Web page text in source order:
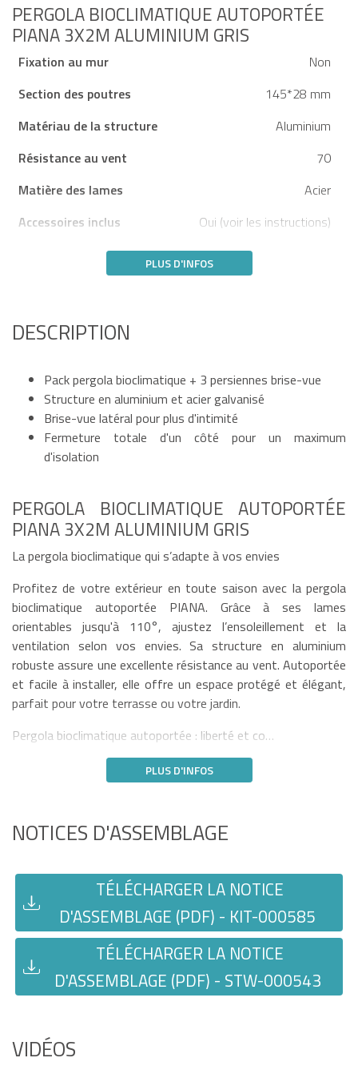
PERGOLA BIOCLIMATIQUE AUTOPORTÉE
PIANA 3X2M ALUMINIUM GRIS
Fixation au mur
Non
Section des poutres
145*28 mm
Matériau de la structure
Aluminium
Résistance au vent
70
Matière des lames
Acier
Accessoires inclus
Oui (voir les instructions)
PLUS D'INFOS
DESCRIPTION
Pack pergola bioclimatique + 3 persiennes brise-vue
Structure en aluminium et acier galvanisé
Brise-vue latéral pour plus d'intimité
Fermeture totale d'un côté pour un maximum
d'isolation
PERGOLA BIOCLIMATIQUE AUTOPORTÉE
PIANA 3X2M ALUMINIUM GRIS
La pergola bioclimatique qui s’adapte à vos envies
Profitez de votre extérieur en toute saison avec la pergola
bioclimatique autoportée PIANA. Grâce à ses lames
orientables jusqu'à 110°, ajustez l’ensoleillement et la
ventilation selon vos envies. Sa structure en aluminium
robuste assure une excellente résistance au vent. Autoportée
et facile à installer, elle offre un espace protégé et élégant,
parfait pour votre terrasse ou votre jardin.
Pergola bioclimatique autoportée : liberté et co…
PLUS D'INFOS
NOTICES D'ASSEMBLAGE
TÉLÉCHARGER LA NOTICE
D'ASSEMBLAGE (PDF) - KIT-000585
TÉLÉCHARGER LA NOTICE
D'ASSEMBLAGE (PDF) - STW-000543
VIDÉOS